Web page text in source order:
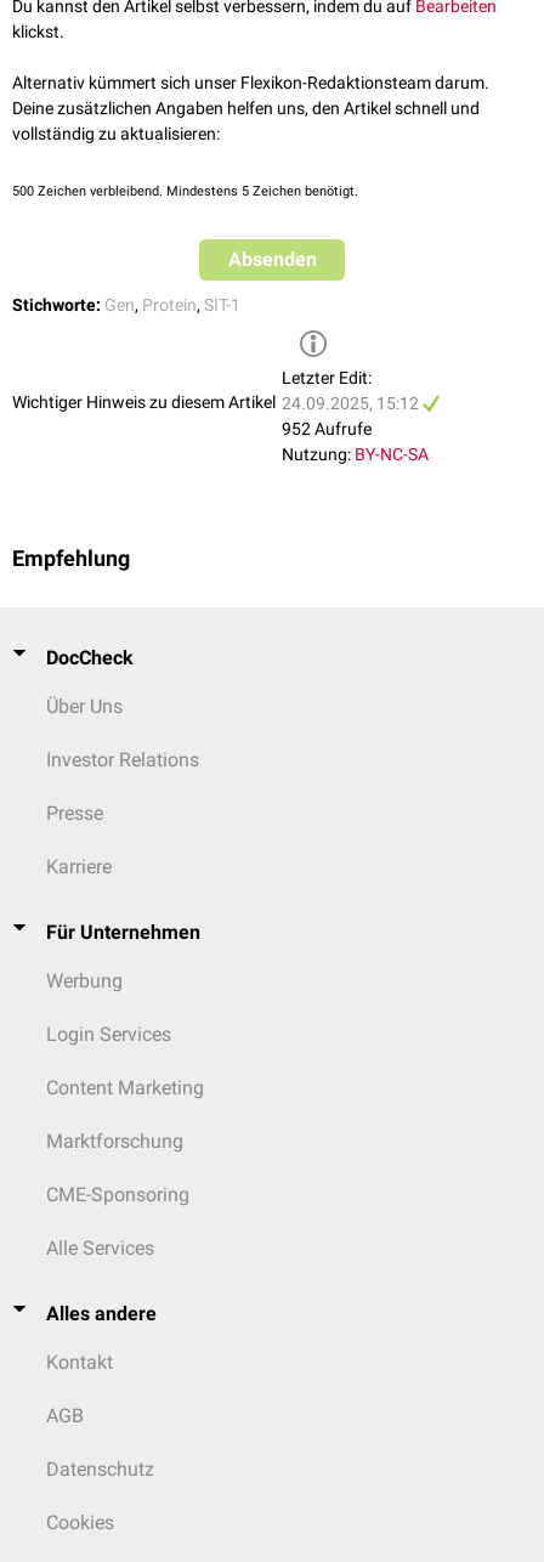
proximale TCR-vermittelte Zellantwort nachgewiesen werden.
mediated signaling . PLoS One. 6(9):e23761. 2011
Du kannst den Artikel selbst verbessern, indem du auf Bearbeiten
klickst.
Alternativ kümmert sich unser Flexikon-Redaktionsteam darum.
Deine zusätzlichen Angaben helfen uns, den Artikel schnell und
vollständig zu aktualisieren:
500 Zeichen verbleibend. Mindestens 5 Zeichen benötigt.
Absenden
Stichworte: Gen, Protein, SIT-1
Wichtiger Hinweis zu diesem Artikel
Letzter Edit:
24.09.2025, 15:12
952 Aufrufe
Nutzung: BY-NC-SA
Empfehlung
DocCheck
Über Uns
Investor Relations
Presse
Karriere
Für Unternehmen
Werbung
Login Services
Content Marketing
Marktforschung
CME-Sponsoring
Alle Services
Alles andere
Kontakt
AGB
Datenschutz
Cookies